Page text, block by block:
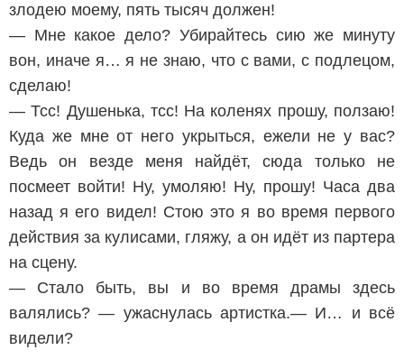
злодею моему, пять тысяч должен!
— Мне какое дело? Убирайтесь сию же минуту
вон, иначе я… я не знаю, что с вами, с подлецом,
сделаю!
— Тсс! Душенька, тсс! На коленях прошу, ползаю!
Куда же мне от него укрыться, ежели не у вас?
Ведь он везде меня найдёт, сюда только не
посмеет войти! Ну, умоляю! Ну, прошу! Часа два
назад я его видел! Стою это я во время первого
действия за кулисами, гляжу, а он идёт из партера
на сцену.
— Стало быть, вы и во время драмы здесь
валялись? — ужаснулась артистка.— И… и всё
видели?